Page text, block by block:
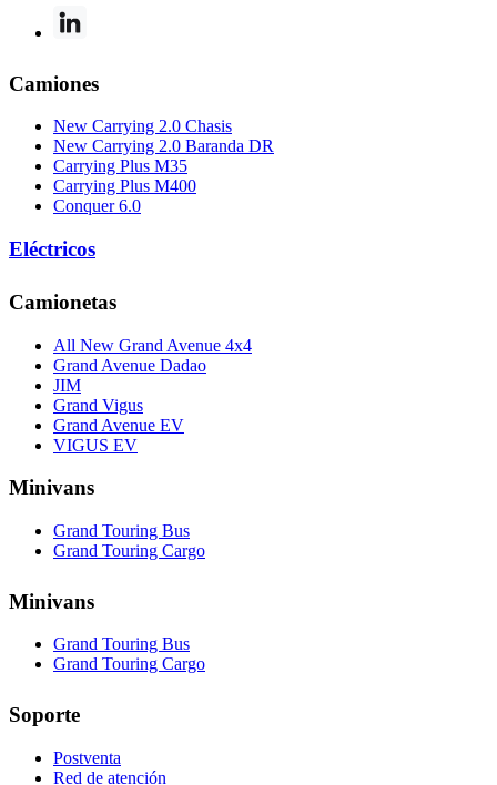
Camiones
New Carrying 2.0 Chasis
New Carrying 2.0 Baranda DR
Carrying Plus M35
Carrying Plus M400
Conquer 6.0
Eléctricos
Camionetas
All New Grand Avenue 4x4
Grand Avenue Dadao
JIM
Grand Vigus
Grand Avenue EV
VIGUS EV
Minivans
Grand Touring Bus
Grand Touring Cargo
Minivans
Grand Touring Bus
Grand Touring Cargo
Soporte
Postventa
Red de atención